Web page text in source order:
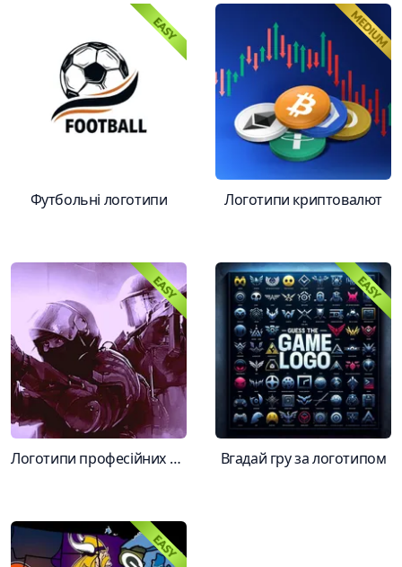
Футбольні логотипи Логотипи криптовалют
Логотипи професійних команд з Counter Strike Вгадай гру за логотипом